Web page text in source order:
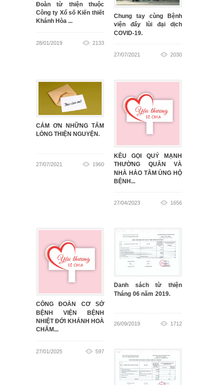
Đoàn từ thiện thuộc
Công ty Xổ số Kiến thiết
Khánh Hòa ...
28/01/2019 2133
Chung tay cùng Bệnh
viện đẩy lùi đại dịch
COVID-19.
27/07/2021 2030
CẢM ƠN NHỮNG TẤM
LÒNG THIỆN NGUYỆN.
27/07/2021 1960
KÊU GỌI QUÝ MẠNH
THƯỜNG QUÂN VÀ
NHÀ HẢO TÂM ỦNG HỘ
BỆNH...
27/04/2023 1656
CÔNG ĐOÀN CƠ SỞ
BỆNH VIỆN BỆNH
NHIỆT ĐỚI KHÁNH HOÀ
CHĂM...
27/01/2025 597
Danh sách từ thiện
Tháng 06 năm 2019.
26/09/2019 1712